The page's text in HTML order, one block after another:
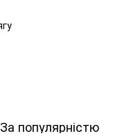
За популярністю